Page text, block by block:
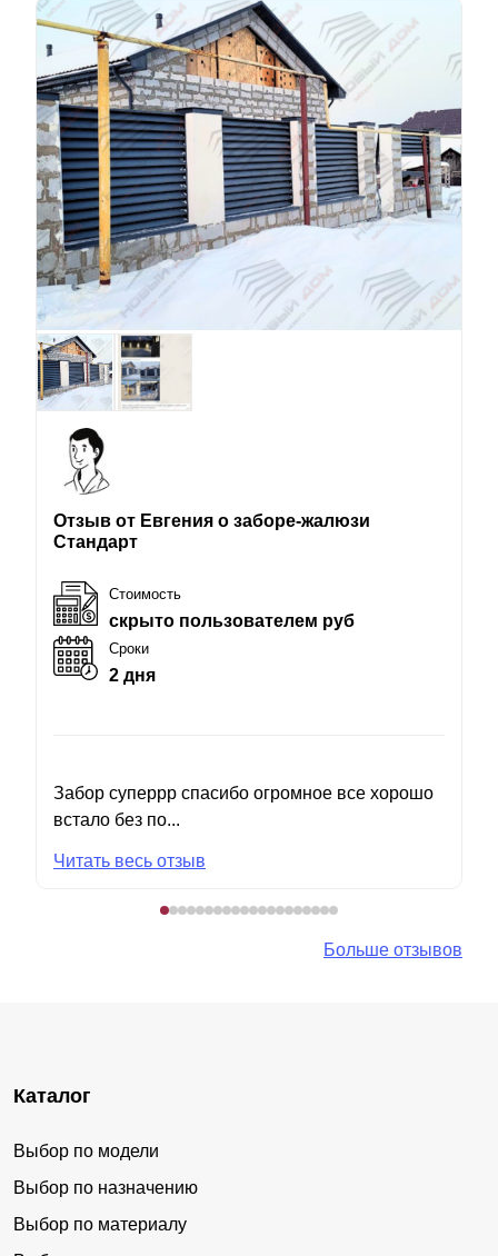
Отзыв от Евгения о заборе-жалюзи
Стандарт
Стоимость
скрыто пользователем руб
Сроки
2 дня
Забор суперрр спасибо огромное все хорошо
встало без по...
Читать весь отзыв
Больше отзывов
Каталог
Выбор по модели
Выбор по назначению
Выбор по материалу